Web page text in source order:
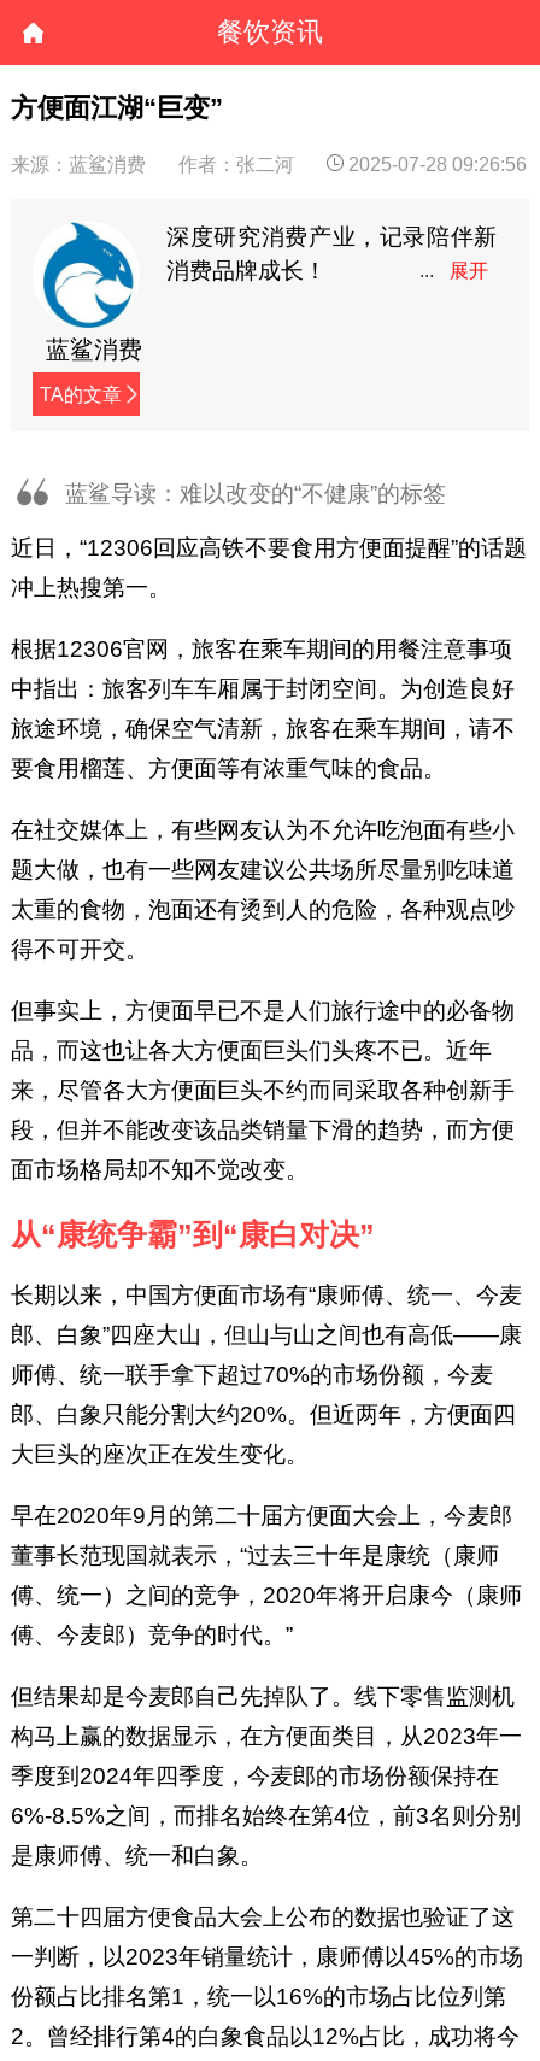
餐饮资讯
方便面江湖“巨变”
来源：蓝鲨消费 作者：张二河 2025-07-28 09:26:56
蓝鲨消费
TA的文章
深度研究消费产业，记录陪伴新
消费品牌成长！
蓝鲨导读：难以改变的“不健康”的标签
近日，“12306回应高铁不要食用方便面提醒”的话题
冲上热搜第一。
根据12306官网，旅客在乘车期间的用餐注意事项
中指出：旅客列车车厢属于封闭空间。为创造良好
旅途环境，确保空气清新，旅客在乘车期间，请不
要食用榴莲、方便面等有浓重气味的食品。
在社交媒体上，有些网友认为不允许吃泡面有些小
题大做，也有一些网友建议公共场所尽量别吃味道
太重的食物，泡面还有烫到人的危险，各种观点吵
得不可开交。
但事实上，方便面早已不是人们旅行途中的必备物
品，而这也让各大方便面巨头们头疼不已。近年
来，尽管各大方便面巨头不约而同采取各种创新手
段，但并不能改变该品类销量下滑的趋势，而方便
面市场格局却不知不觉改变。
从“康统争霸”到“康白对决”
长期以来，中国方便面市场有“康师傅、统一、今麦
郎、白象”四座大山，但山与山之间也有高低——康
师傅、统一联手拿下超过70%的市场份额，今麦
郎、白象只能分割大约20%。但近两年，方便面四
大巨头的座次正在发生变化。
早在2020年9月的第二十届方便面大会上，今麦郎
董事长范现国就表示，“过去三十年是康统（康师
傅、统一）之间的竞争，2020年将开启康今（康师
傅、今麦郎）竞争的时代。”
但结果却是今麦郎自己先掉队了。线下零售监测机
构马上赢的数据显示，在方便面类目，从2023年一
季度到2024年四季度，今麦郎的市场份额保持在
6%-8.5%之间，而排名始终在第4位，前3名则分别
是康师傅、统一和白象。
第二十四届方便食品大会上公布的数据也验证了这
一判断，以2023年销量统计，康师傅以45%的市场
份额占比排名第1，统一以16%的市场占比位列第
2。曾经排行第4的白象食品以12%占比，成功将今